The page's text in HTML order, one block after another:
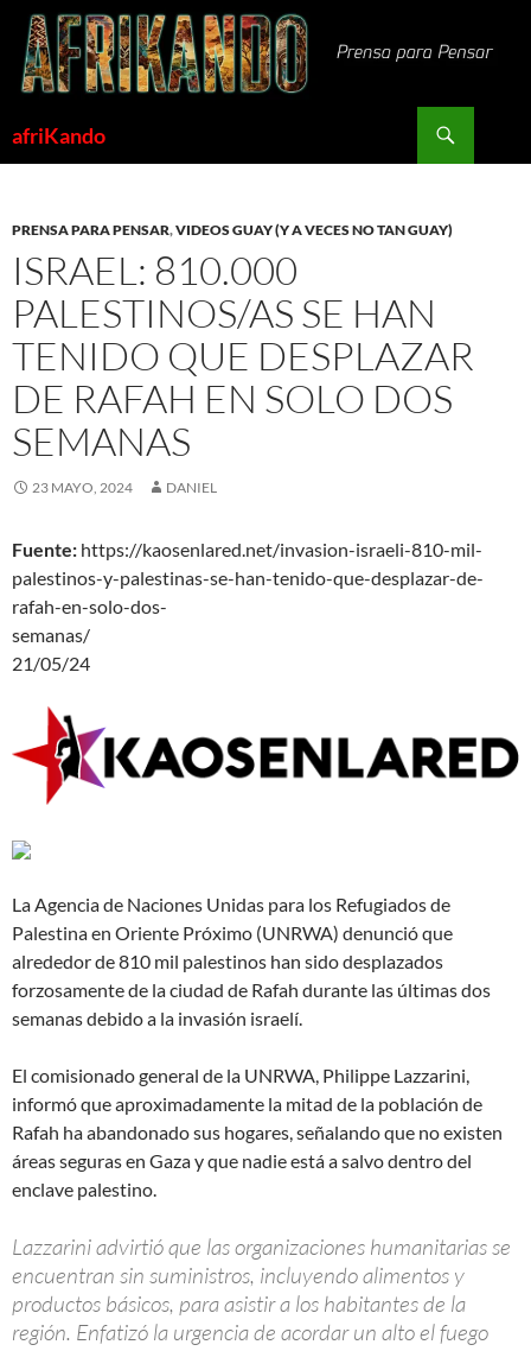
Saltar
contenido
afriKando
PRENSA PARA PENSAR,VIDEOS GUAY (Y A VECES NO TAN GUAY)
ISRAEL: 810.000
PALESTINOS/AS SE HAN
TENIDO QUE DESPLAZAR
DE RAFAH EN SOLO DOS
SEMANAS
23 MAYO, 2024 DANIEL
Fuente: https://kaosenlared.net/invasion-israeli-810-mil-
palestinos-y-palestinas-se-han-tenido-que-desplazar-de-
rafah-en-solo-dos-
semanas/
21/05/24
La Agencia de Naciones Unidas para los Refugiados de
Palestina en Oriente Próximo (UNRWA) denunció que
alrededor de 810 mil palestinos han sido desplazados
forzosamente de la ciudad de Rafah durante las últimas dos
semanas debido a la invasión israelí.
El comisionado general de la UNRWA, Philippe Lazzarini,
informó que aproximadamente la mitad de la población de
Rafah ha abandonado sus hogares, señalando que no existen
áreas seguras en Gaza y que nadie está a salvo dentro del
enclave palestino.
Lazzarini advirtió que las organizaciones humanitarias se
encuentran sin suministros, incluyendo alimentos y
productos básicos, para asistir a los habitantes de la
región. Enfatizó la urgencia de acordar un alto el fuego